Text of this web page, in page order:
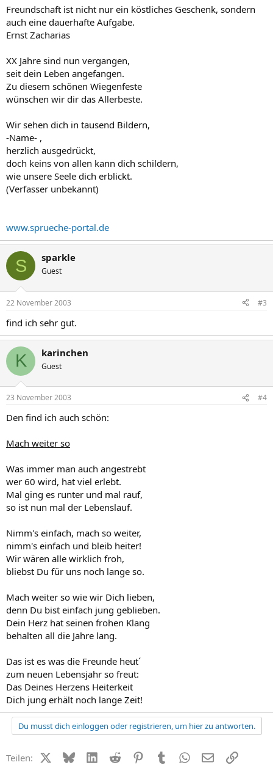
Freundschaft ist nicht nur ein köstliches Geschenk, sondern
auch eine dauerhafte Aufgabe.
Ernst Zacharias
XX Jahre sind nun vergangen,
seit dein Leben angefangen.
Zu diesem schönen Wiegenfeste
wünschen wir dir das Allerbeste.
Wir sehen dich in tausend Bildern,
-Name- ,
herzlich ausgedrückt,
doch keins von allen kann dich schildern,
wie unsere Seele dich erblickt.
(Verfasser unbekannt)
www.sprueche-portal.de
S sparkle
Guest
22 November 2003 #3
find ich sehr gut.
K karinchen
Guest
23 November 2003 #4
Den find ich auch schön:
Mach weiter so
Was immer man auch angestrebt
wer 60 wird, hat viel erlebt.
Mal ging es runter und mal rauf,
so ist nun mal der Lebenslauf.
Nimm's einfach, mach so weiter,
nimm's einfach und bleib heiter!
Wir wären alle wirklich froh,
bliebst Du für uns noch lange so.
Mach weiter so wie wir Dich lieben,
denn Du bist einfach jung geblieben.
Dein Herz hat seinen frohen Klang
behalten all die Jahre lang.
Das ist es was die Freunde heut´
zum neuen Lebensjahr so freut:
Das Deines Herzens Heiterkeit
Dich jung erhält noch lange Zeit!
Du musst dich einloggen oder registrieren, um hier zu antworten.
Teilen: X (Twitter)
BlueskyLinkedIn
Reddit PinterestTumblr WhatsApp
E-MailLink